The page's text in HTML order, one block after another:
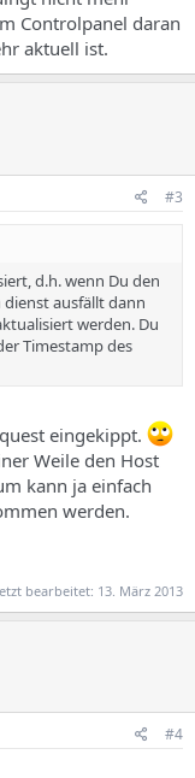
Controlpanel daran
aktuell ist.
#3
d.h. wenn Du den
ausfällt dann
werden. Du
Timestamp des
eingekippt.
Weile den Host
kann ja einfach
werden.
bearbeitet: 13. März 2013
#4